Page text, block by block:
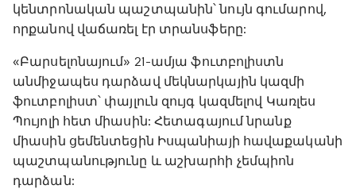
կենտրոնական պաշտպանին՝ նույն գումարով,
որքանով վաճառել էր տրանսֆերը:
«Բարսելոնայում» 21-ամյա ֆուտբոլիստն
անմիջապես դարձավ մեկնարկային կազմի
ֆուտբոլիստ՝ փայլուն զույգ կազմելով Կառլես
Պույոլի հետ միասին: Հետագայում նրանք
միասին ցեմենտեցին Իսպանիայի հավաքականի
պաշտպանությունը և աշխարհի չեմպիոն
դարձան: